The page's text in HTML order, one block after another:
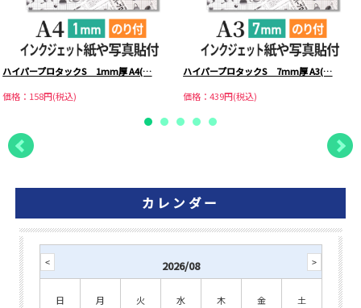
ハイパープロタックS 1mm厚 A4(…
価格：158円(税込)
ハイパープロタックS 7mm厚 A3(…
価格：439円(税込)
カレンダー